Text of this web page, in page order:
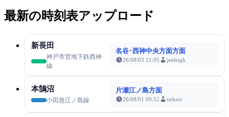
最新の時刻表アップロード
新長田
神戸市営地下鉄西神
線
名谷･西神中央方面方面
26/08/03 21:05 jettleigh
本鵠沼
小田急江ノ島線
片瀬江ノ島方面
26/08/01 09:52 tsrknic